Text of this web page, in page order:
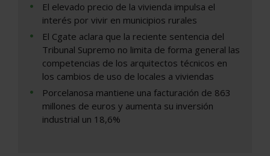
El elevado precio de la vivienda impulsa el
interés por vivir en municipios rurales
El Cgate aclara que la reciente sentencia del
Tribunal Supremo no limita de forma general las
competencias de los arquitectos técnicos en
los cambios de uso de locales a viviendas
Porcelanosa mantiene una facturación de 863
millones de euros y aumenta su inversión
industrial un 18,6%